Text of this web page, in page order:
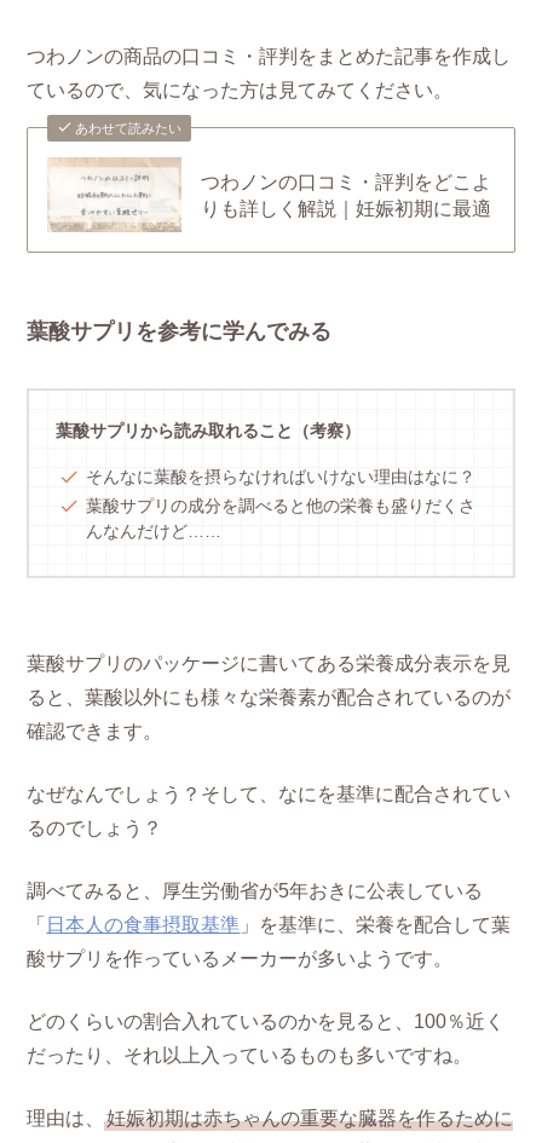
つわノンの商品の口コミ・評判をまとめた記事を作成し
ているので、気になった方は見てみてください。
あわせて読みたい
つわノンの口コミ・評判をどこよ
りも詳しく解説｜妊娠初期に最適
葉酸サプリを参考に学んでみる
葉酸サプリから読み取れること（考察）
そんなに葉酸を摂らなければいけない理由はなに？
葉酸サプリの成分を調べると他の栄養も盛りだくさ
んなんだけど……
葉酸サプリのパッケージに書いてある栄養成分表示を見
ると、葉酸以外にも様々な栄養素が配合されているのが
確認できます。
なぜなんでしょう？そして、なにを基準に配合されてい
るのでしょう？
調べてみると、厚生労働省が5年おきに公表している
「 日本人の食事摂取基準 」を基準に、栄養を配合して葉
酸サプリを作っているメーカーが多いようです。
どのくらいの割合入れているのかを見ると、100％近く
だったり、それ以上入っているものも多いですね。
理由は、妊娠初期は赤ちゃんの重要な臓器を作るために